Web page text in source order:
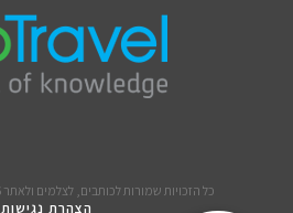
כל הזכויות שמורות לכותבים, לצלמים ולאתר GoTravel © 2006-2026
הצהרת נגישות